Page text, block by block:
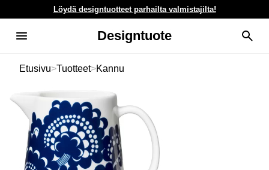
Löydä designtuotteet parhailta valmistajilta!
Designtuote
Etusivu>Tuotteet>Kannu